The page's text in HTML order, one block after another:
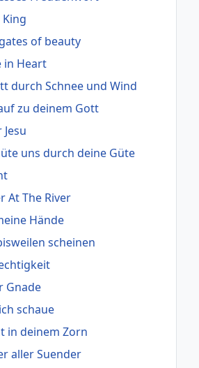
of beauty
in Heart
durch Schnee und Wind
zu deinem Gott
uns durch deine Güte
At The River
Hände
scheinen
Gnade
schaue
in deinem Zorn
aller Suender